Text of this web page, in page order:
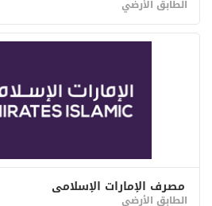
الطابق الأرضي
مصرف الإمارات الإسلامي
الطابق الأرضي